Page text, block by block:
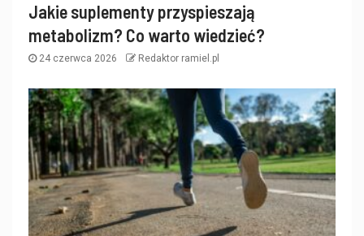
Jakie suplementy przyspieszają
metabolizm? Co warto wiedzieć?
24 czerwca 2026 Redaktor ramiel.pl